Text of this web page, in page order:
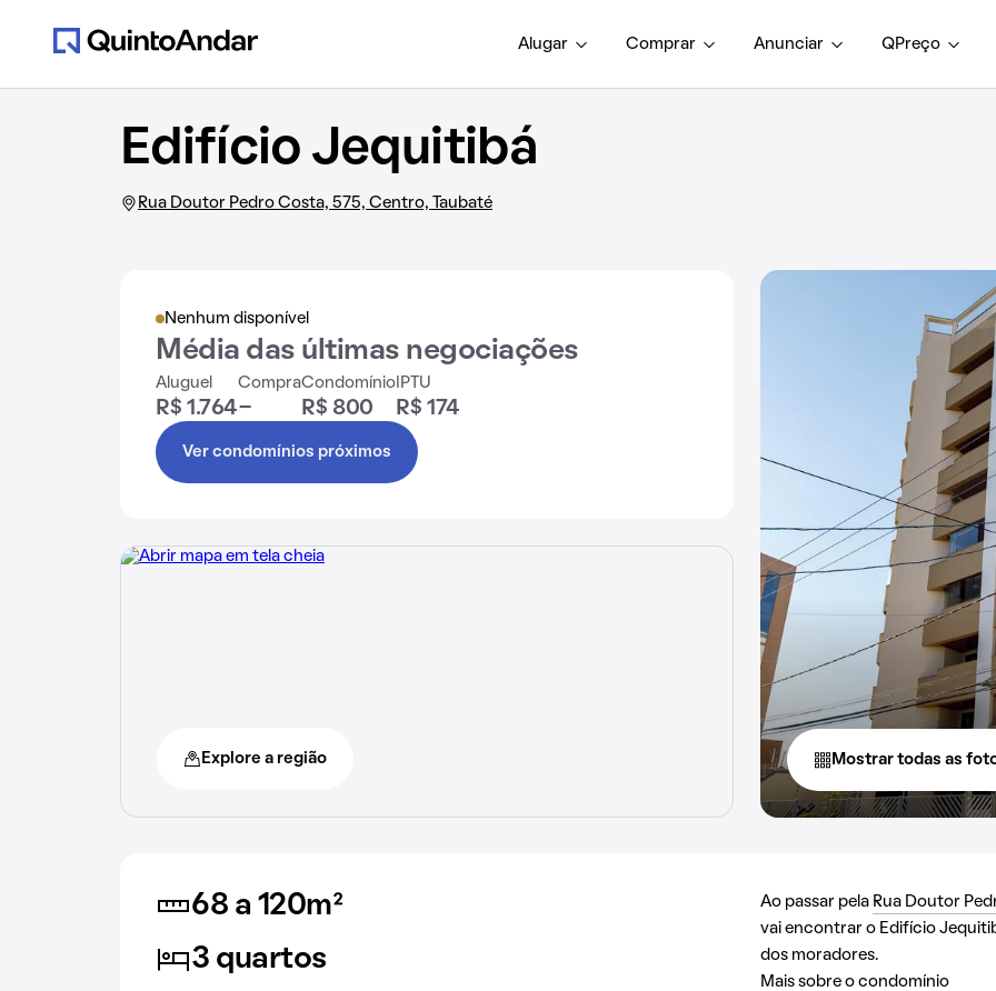
Alugar Comprar Anunciar QPreço
Edifício Jequitibá
Rua Doutor Pedro Costa, 575, Centro, Taubaté
Nenhum disponível
Média das últimas negociações
Aluguel
R$ 1.764
Compra
-
Condomínio
R$ 800
IPTU
R$ 174
Ver condomínios próximos
Explore a região Mostrar todas as
68 a 120m²
3 quartos
Ao passar pela Rua Doutor
vai encontrar o Edifício
dos moradores.
Mais sobre o condomínio